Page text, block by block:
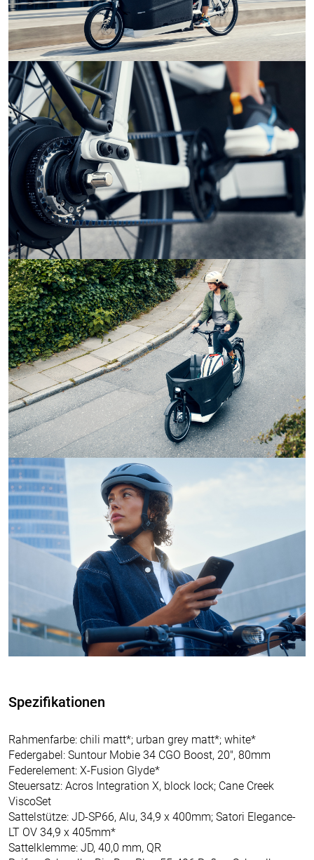
Spezifikationen
Rahmenfarbe: chili matt*; urban grey matt*; white*
Federgabel: Suntour Mobie 34 CGO Boost, 20", 80mm
Federelement: X-Fusion Glyde*
Steuersatz: Acros Integration X, block lock; Cane Creek
ViscoSet
Sattelstütze: JD-SP66, Alu, 34,9 x 400mm; Satori Elegance-
LT OV 34,9 x 405mm*
Sattelklemme: JD, 40,0 mm, QR